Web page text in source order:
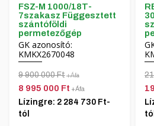
FSZ-M 1000/18T-
7szakasz Függesztett
szántóföldi
permetezőgép
GK azonosító:
KMKX2670048
9 900 000 Ft+Áfa
8 995 000 Ft +Áfa
Lízingre: 2 284 730 Ft-
tól
tól